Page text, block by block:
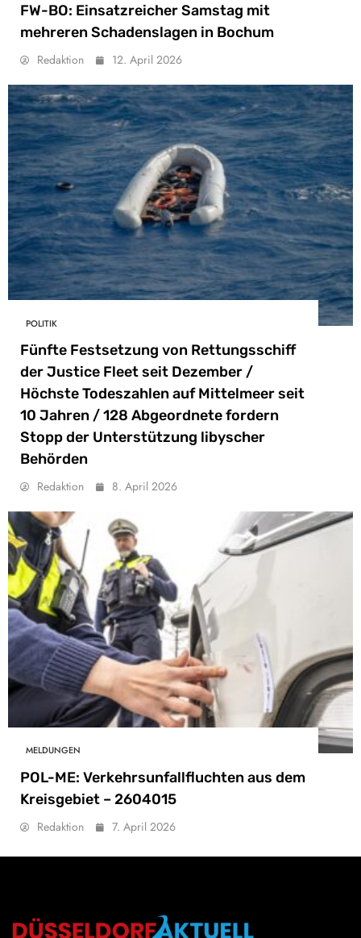
FW-BO: Einsatzreicher Samstag mit
mehreren Schadenslagen in Bochum
Redaktion 12. April 2026
POLITIK
Fünfte Festsetzung von Rettungsschiff
der Justice Fleet seit Dezember /
Höchste Todeszahlen auf Mittelmeer seit
10 Jahren / 128 Abgeordnete fordern
Stopp der Unterstützung libyscher
Behörden
Redaktion 8. April 2026
MELDUNGEN
POL-ME: Verkehrsunfallfluchten aus dem
Kreisgebiet – 2604015
Redaktion 7. April 2026